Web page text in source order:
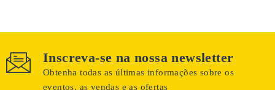
Inscreva-se na nossa newsletter
Obtenha todas as últimas informações sobre os
eventos, as vendas e as ofertas